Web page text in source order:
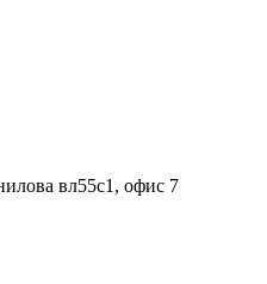
вл55с1, офис 7